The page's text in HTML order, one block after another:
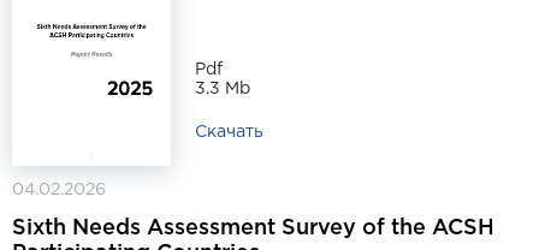
Pdf
3.3 Mb
Скачать
04.02.2026
Sixth Needs Assessment Survey of the ACSH